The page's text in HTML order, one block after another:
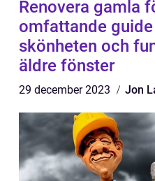
Renovera gamla
omfattande
skönheten och
äldre fönster
29 december 2023 Jon